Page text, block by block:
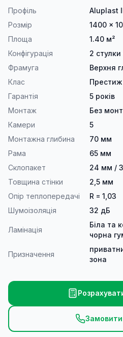
Профіль
Aluplast
Розмір
1400 ×
Площа
1.40 м²
Конфігурація
2
Фрамуга
Верхня
Клас
Престиж
Гарантія
5 років
Монтаж
Без
Камери
5
Монтажна глибина
70 мм
Рама
65 мм
Склопакет
24 мм /
Товщина стінки
2,5 мм
Опір теплопередачі
R = 1,03
Шумоізоляція
32 дБ
Ламінація
Біла та
чорна
Призначення
зона
Замовити